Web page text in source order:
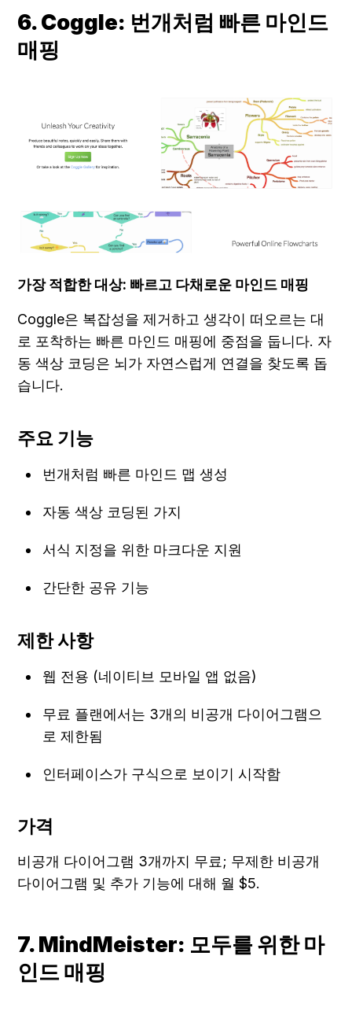
6. Coggle: 번개처럼 빠른 마인드
매핑
가장 적합한 대상: 빠르고 다채로운 마인드 매핑
Coggle은 복잡성을 제거하고 생각이 떠오르는 대
로 포착하는 빠른 마인드 매핑에 중점을 둡니다. 자
동 색상 코딩은 뇌가 자연스럽게 연결을 찾도록 돕
습니다.
주요 기능
번개처럼 빠른 마인드 맵 생성
자동 색상 코딩된 가지
서식 지정을 위한 마크다운 지원
간단한 공유 기능
제한 사항
웹 전용 (네이티브 모바일 앱 없음)
무료 플랜에서는 3개의 비공개 다이어그램으
로 제한됨
인터페이스가 구식으로 보이기 시작함
가격
비공개 다이어그램 3개까지 무료; 무제한 비공개
다이어그램 및 추가 기능에 대해 월 $5.
7. MindMeister: 모두를 위한 마
인드 매핑